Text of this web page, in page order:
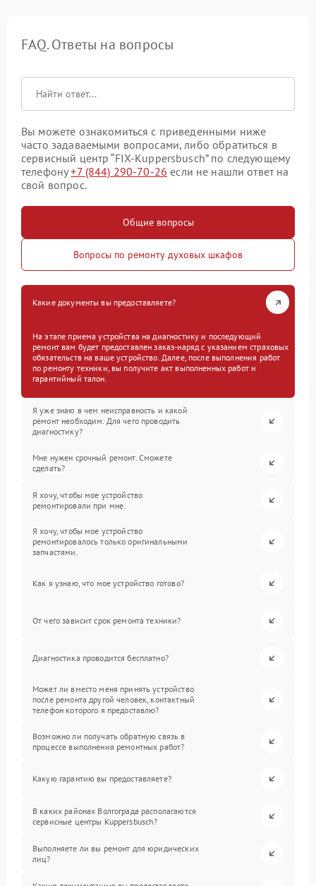
FAQ. Ответы на вопросы
Вы можете ознакомиться с приведенными ниже
часто задаваемыми вопросами, либо обратиться в
сервисный центр “FIX-Kuppersbusch” по следующему
телефону+7 (844) 290-70-26 если не нашли ответ на
свой вопрос.
Общие вопросы
Вопросы по ремонту духовых шкафов
Какие документы вы предоставляете?
На этапе приема устройства на диагностику и последующий
ремонт вам будет предоставлен заказ-наряд с указанием страховых
обязательств на ваше устройство. Далее, после выполнения работ
по ремонту техники, вы получите акт выполненных работ и
гарантийный талон.
Я уже знаю в чем неисправность и какой
ремонт необходим. Для чего проводить
диагностику?
Мне нужен срочный ремонт. Сможете
сделать?
Я хочу, чтобы мое устройство
ремонтировали при мне.
Я хочу, чтобы мое устройство
ремонтировалось только оригинальными
запчастями.
Как я узнаю, что мое устройство готово?
От чего зависит срок ремонта техники?
Диагностика проводится бесплатно?
Может ли вместо меня принять устройство
после ремонта другой человек, контактный
телефон которого я предоставлю?
Возможно ли получать обратную связь в
процессе выполнения ремонтных работ?
Какую гарантию вы предоставляете?
В каких районах Волгограда располагаются
сервисные центры Kuppersbusch?
Выполняете ли вы ремонт для юридических
лиц?